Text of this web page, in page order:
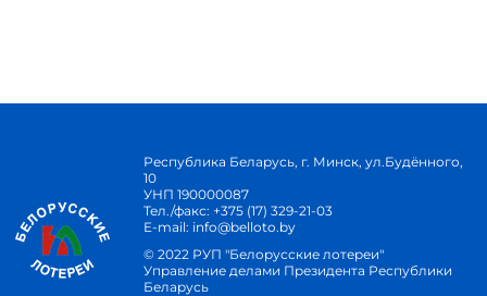
Республика Беларусь, г. Минск, ул.Будённого,
10
УНП 190000087
Тел./факс: +375 (17) 329-21-03
E-mail: info@belloto.by
© 2022 РУП "Белорусские лотереи"
Управление делами Президента Республики
Беларусь